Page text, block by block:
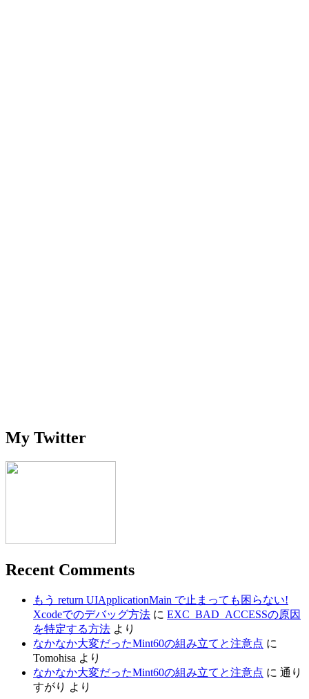
My Twitter
Recent Comments
もう return UIApplicationMain で止まっても困らない!
Xcodeでのデバッグ方法 に EXC_BAD_ACCESSの原因
を特定する方法 より
なかなか大変だったMint60の組み立てと注意点 に
Tomohisa より
なかなか大変だったMint60の組み立てと注意点 に 通り
すがり より